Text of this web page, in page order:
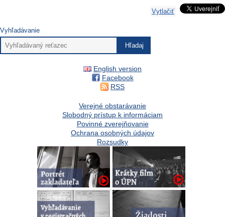
Vytlačiť
Vyhľadávanie
English version
Facebook
RSS
Verejné obstarávanie
Slobodný prístup k informáciam
Povinné zverejňovanie
Ochrana osobných údajov
Rozsudky